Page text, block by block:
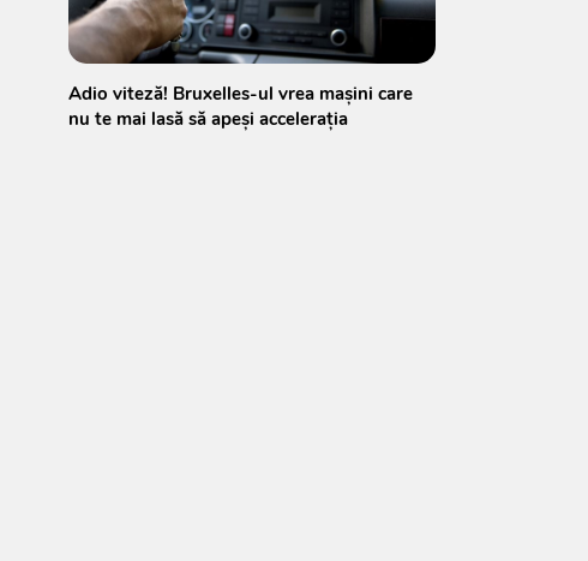
Adio viteză! Bruxelles-ul vrea mașini care
nu te mai lasă să apeși accelerația